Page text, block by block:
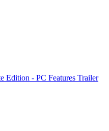
Edition - PC Features Trailer